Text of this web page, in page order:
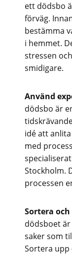
ett dödsbo
förväg.
bestämma
i hemmet.
stressen
smidigare.
Använd
dödsbo är
idé att
med
Stockholm.
processen
Sortera
dödsboet
saker som
Sortera upp